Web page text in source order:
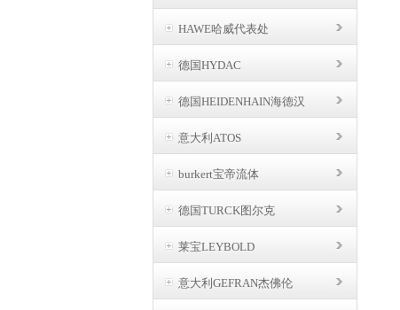
HAWE哈威代表处
德国HYDAC
德国HEIDENHAIN海德汉
意大利ATOS
burkert宝帝流体
德国TURCK图尔克
莱宝LEYBOLD
意大利GEFRAN杰佛伦